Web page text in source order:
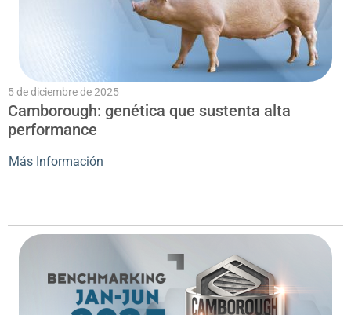
5 de diciembre de 2025
Camborough: genética que sustenta alta
performance
Más Información